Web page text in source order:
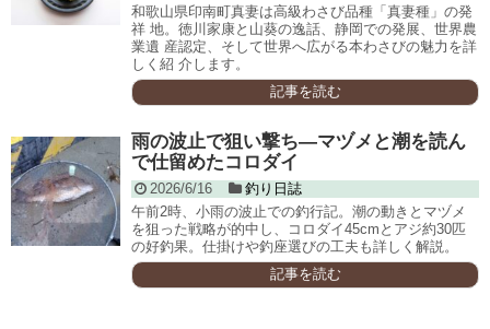
和歌山県印南町真妻は高級わさび品種「真妻種」の発
祥 地。徳川家康と山葵の逸話、静岡での発展、世界農
業遺 産認定、そして世界へ広がる本わさびの魅力を詳
しく紹 介します。
記事を読む
雨の波止で狙い撃ち―マヅメと潮を読ん
で仕留めたコロダイ
2026/6/16
釣り日誌
午前2時、小雨の波止での釣行記。潮の動きとマヅメ
を狙った戦略が的中し、コロダイ45cmとアジ約30匹
の好釣果。仕掛けや釣座選びの工夫も詳しく解説。
記事を読む